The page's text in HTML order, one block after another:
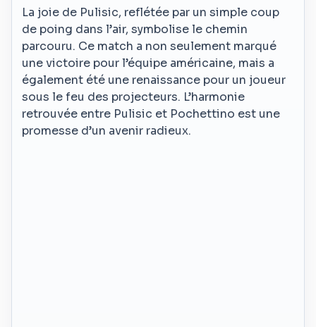
La joie de Pulisic, reflétée par un simple coup
de poing dans l’air, symbolise le chemin
parcouru. Ce match a non seulement marqué
une victoire pour l’équipe américaine, mais a
également été une renaissance pour un joueur
sous le feu des projecteurs. L’harmonie
retrouvée entre Pulisic et Pochettino est une
promesse d’un avenir radieux.